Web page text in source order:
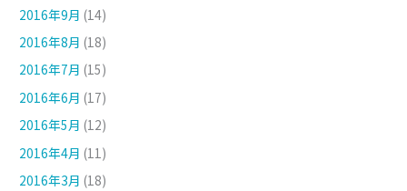
2016年9月 (14)
2016年8月 (18)
2016年7月 (15)
2016年6月 (17)
2016年5月 (12)
2016年4月 (11)
2016年3月 (18)